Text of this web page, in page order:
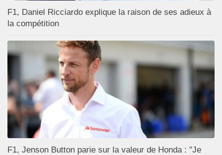
F1, Daniel Ricciardo explique la raison de ses adieux à
la compétition
F1, Jenson Button parie sur la valeur de Honda : "Je